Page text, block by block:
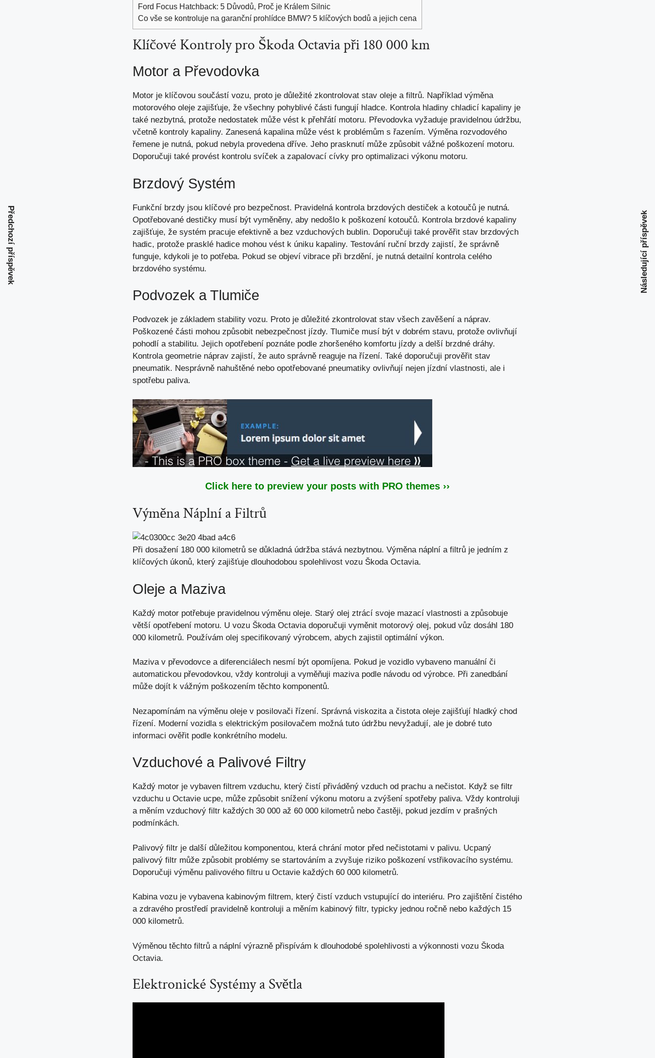
Ford Focus Hatchback: 5 Důvodů, Proč je Králem Silnic
Co vše se kontroluje na garanční prohlídce BMW? 5 klíčových bodů a jejich cena
Klíčové Kontroly pro Škoda Octavia při 180 000 km
Motor a Převodovka
Motor je klíčovou součástí vozu, proto je důležité zkontrolovat stav oleje a filtrů. Například výměna
motorového oleje zajišťuje, že všechny pohyblivé části fungují hladce. Kontrola hladiny chladicí kapaliny je
také nezbytná, protože nedostatek může vést k přehřátí motoru. Převodovka vyžaduje pravidelnou údržbu,
včetně kontroly kapaliny. Zanesená kapalina může vést k problémům s řazením. Výměna rozvodového
řemene je nutná, pokud nebyla provedena dříve. Jeho prasknutí může způsobit vážné poškození motoru.
Doporučuji také provést kontrolu svíček a zapalovací cívky pro optimalizaci výkonu motoru.
Brzdový Systém
Funkční brzdy jsou klíčové pro bezpečnost. Pravidelná kontrola brzdových destiček a kotoučů je nutná.
Opotřebované destičky musí být vyměněny, aby nedošlo k poškození kotoučů. Kontrola brzdové kapaliny
zajišťuje, že systém pracuje efektivně a bez vzduchových bublin. Doporučuji také prověřit stav brzdových
hadic, protože prasklé hadice mohou vést k úniku kapaliny. Testování ruční brzdy zajistí, že správně
funguje, kdykoli je to potřeba. Pokud se objeví vibrace při brzdění, je nutná detailní kontrola celého
brzdového systému.
Podvozek a Tlumiče
Podvozek je základem stability vozu. Proto je důležité zkontrolovat stav všech zavěšení a náprav.
Poškozené části mohou způsobit nebezpečnost jízdy. Tlumiče musí být v dobrém stavu, protože ovlivňují
pohodlí a stabilitu. Jejich opotřebení poznáte podle zhoršeného komfortu jízdy a delší brzdné dráhy.
Kontrola geometrie náprav zajistí, že auto správně reaguje na řízení. Také doporučuji prověřit stav
pneumatik. Nesprávně nahuštěné nebo opotřebované pneumatiky ovlivňují nejen jízdní vlastnosti, ale i
spotřebu paliva.
Click here to preview your posts with PRO themes ››
Výměna Náplní a Filtrů
Při dosažení 180 000 kilometrů se důkladná údržba stává nezbytnou. Výměna náplní a filtrů je jedním z
klíčových úkonů, který zajišťuje dlouhodobou spolehlivost vozu Škoda Octavia.
Oleje a Maziva
Každý motor potřebuje pravidelnou výměnu oleje. Starý olej ztrácí svoje mazací vlastnosti a způsobuje
větší opotřebení motoru. U vozu Škoda Octavia doporučuji vyměnit motorový olej, pokud vůz dosáhl 180
000 kilometrů. Používám olej specifikovaný výrobcem, abych zajistil optimální výkon.
Maziva v převodovce a diferenciálech nesmí být opomíjena. Pokud je vozidlo vybaveno manuální či
automatickou převodovkou, vždy kontroluji a vyměňuji maziva podle návodu od výrobce. Při zanedbání
může dojít k vážným poškozením těchto komponentů.
Nezapomínám na výměnu oleje v posilovači řízení. Správná viskozita a čistota oleje zajišťují hladký chod
řízení. Moderní vozidla s elektrickým posilovačem možná tuto údržbu nevyžadují, ale je dobré tuto
informaci ověřit podle konkrétního modelu.
Vzduchové a Palivové Filtry
Každý motor je vybaven filtrem vzduchu, který čistí přiváděný vzduch od prachu a nečistot. Když se filtr
vzduchu u Octavie ucpe, může způsobit snížení výkonu motoru a zvýšení spotřeby paliva. Vždy kontroluji
a měním vzduchový filtr každých 30 000 až 60 000 kilometrů nebo častěji, pokud jezdím v prašných
podmínkách.
Palivový filtr je další důležitou komponentou, která chrání motor před nečistotami v palivu. Ucpaný
palivový filtr může způsobit problémy se startováním a zvyšuje riziko poškození vstřikovacího systému.
Doporučuji výměnu palivového filtru u Octavie každých 60 000 kilometrů.
Kabina vozu je vybavena kabinovým filtrem, který čistí vzduch vstupující do interiéru. Pro zajištění čistého
a zdravého prostředí pravidelně kontroluji a měním kabinový filtr, typicky jednou ročně nebo každých 15
000 kilometrů.
Výměnou těchto filtrů a náplní výrazně přispívám k dlouhodobé spolehlivosti a výkonnosti vozu Škoda
Octavia.
Elektronické Systémy a Světla
Předchozí příspěvek Následující příspěvek